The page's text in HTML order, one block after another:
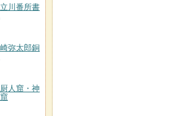
川番所書
弥太郎銅
人窟・神